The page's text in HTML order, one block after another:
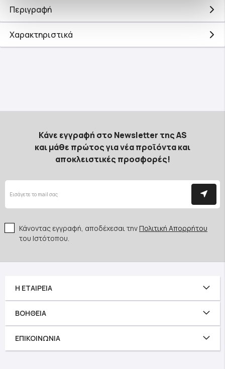
Περιγραφή
Χαρακτηριστικά
Κάνε εγγραφή στο Newsletter της AS
και μάθε πρώτος για νέα προϊόντα και
αποκλειστικές προσφορές!
Κάνοντας εγγραφή, αποδέχεσαι τηνΠολιτική Απορρήτου
του Ιστότοπου.
Η ΕΤΑΙΡΕΊΑ
ΒΟΉΘΕΙΑ
ΕΠΙΚΟΙΝΩΝΊΑ